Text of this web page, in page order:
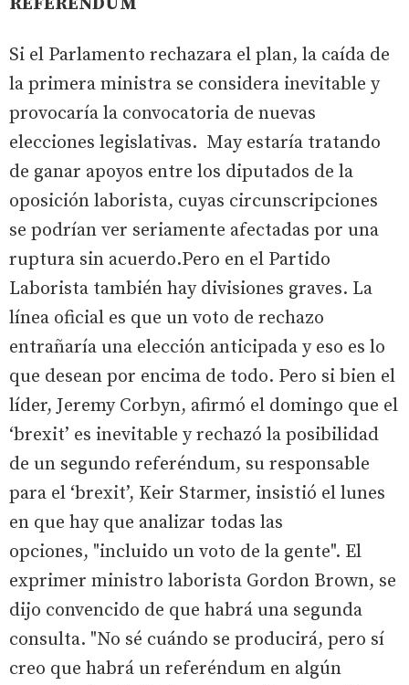
Si el Parlamento rechazara el plan, la caída de
la primera ministra se considera inevitable y
provocaría la convocatoria de nuevas
elecciones legislativas. May estaría tratando
de ganar apoyos entre los diputados de la
oposición laborista, cuyas circunscripciones
se podrían ver seriamente afectadas por una
ruptura sin acuerdo.Pero en el Partido
Laborista también hay divisiones graves. La
línea oficial es que un voto de rechazo
entrañaría una elección anticipada y eso es lo
que desean por encima de todo. Pero si bien el
líder, Jeremy Corbyn, afirmó el domingo que el
‘brexit’ es inevitable y rechazó la posibilidad
de un segundo referéndum, su responsable
para el ‘brexit’, Keir Starmer, insistió el lunes
en que hay que analizar todas las
opciones, "incluido un voto de la gente". El
exprimer ministro laborista Gordon Brown, se
dijo convencido de que habrá una segunda
consulta. "No sé cuándo se producirá, pero sí
creo que habrá un referéndum en algún